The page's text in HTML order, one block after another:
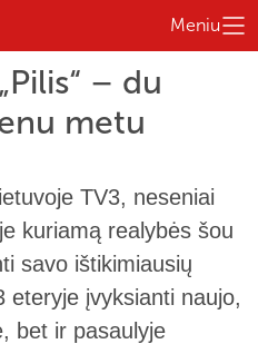
Meniu
– du
metu
TV3, neseniai
kuriamą realybės šou
savo ištikimiausių
eteryje įvyksianti naujo,
bet ir pasaulyje